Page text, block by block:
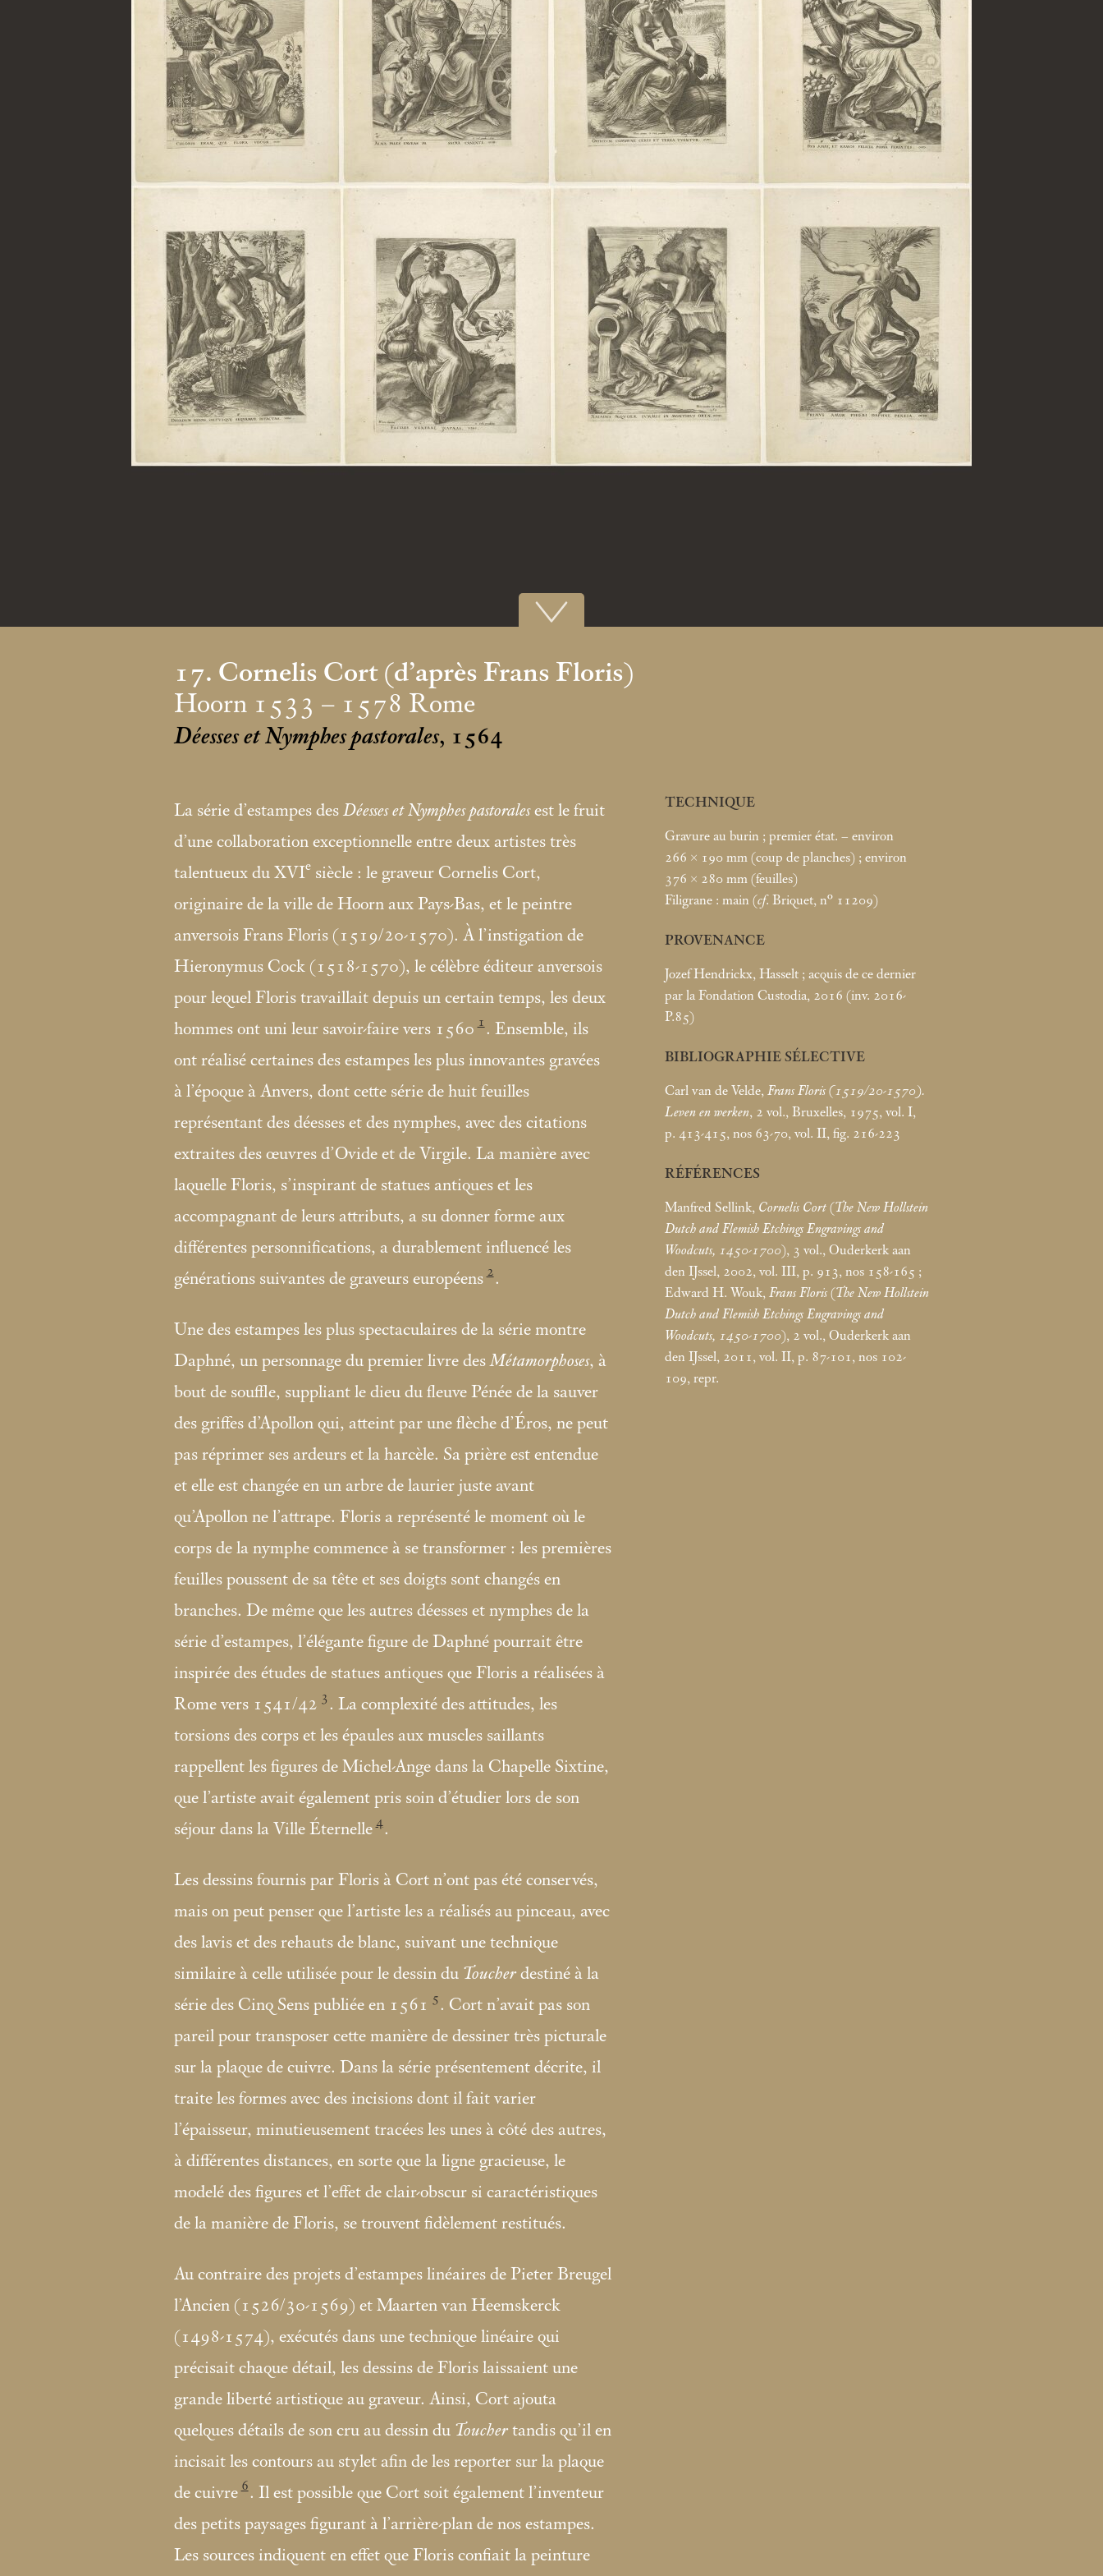
17. Cornelis Cort (d’après Frans Floris)
Hoorn 1533 – 1578 Rome
Déesses et Nymphes pastorales, 1564
La série d’estampes des Déesses et Nymphes pastoralesest le fruit
d’une collaboration exceptionnelle entre deux artistes très
talentueux du XVIe siècle : le graveur Cornelis Cort,
originaire de la ville de Hoorn aux Pays-Bas, et le peintre
anversois Frans Floris (1519/20-1570). À l’instigation de
Hieronymus Cock (1518-1570), le célèbre éditeur anversois
pour lequel Floris travaillait depuis un certain temps, les deux
hommes ont uni leur savoir-faire vers 1560 1 . Ensemble, ils
ont réalisé certaines des estampes les plus innovantes gravées
à l’époque à Anvers, dont cette série de huit feuilles
représentant des déesses et des nymphes, avec des citations
extraites des œuvres d’Ovide et de Virgile. La manière avec
laquelle Floris, s’inspirant de statues antiques et les
accompagnant de leurs attributs, a su donner forme aux
différentes personnifications, a durablement influencé les
générations suivantes de graveurs européens 2.
Une des estampes les plus spectaculaires de la série montre
Daphné, un personnage du premier livre desMétamorphoses, à
bout de souffle, suppliant le dieu du fleuve Pénée de la sauver
des griffes d’Apollon qui, atteint par une flèche d’Éros, ne peut
pas réprimer ses ardeurs et la harcèle. Sa prière est entendue
et elle est changée en un arbre de laurier juste avant
qu’Apollon ne l’attrape. Floris a représenté le moment où le
corps de la nymphe commence à se transformer : les premières
feuilles poussent de sa tête et ses doigts sont changés en
branches. De même que les autres déesses et nymphes de la
série d’estampes, l’élégante figure de Daphné pourrait être
inspirée des études de statues antiques que Floris a réalisées à
Rome vers 1541/42 3 . La complexité des attitudes, les
torsions des corps et les épaules aux muscles saillants
rappellent les figures de Michel-Ange dans la Chapelle Sixtine,
que l’artiste avait également pris soin d’étudier lors de son
séjour dans la Ville Éternelle 4.
Les dessins fournis par Floris à Cort n’ont pas été conservés,
mais on peut penser que l’artiste les a réalisés au pinceau, avec
des lavis et des rehauts de blanc, suivant une technique
similaire à celle utilisée pour le dessin du Toucherdestiné à la
série des Cinq Sens publiée en 1561 5. Cort n’avait pas son
pareil pour transposer cette manière de dessiner très picturale
sur la plaque de cuivre. Dans la série présentement décrite, il
traite les formes avec des incisions dont il fait varier
l’épaisseur, minutieusement tracées les unes à côté des autres,
à différentes distances, en sorte que la ligne gracieuse, le
modelé des figures et l’effet de clair-obscur si caractéristiques
de la manière de Floris, se trouvent fidèlement restitués.
Au contraire des projets d’estampes linéaires de Pieter Breugel
l’Ancien (1526/30-1569) et Maarten van Heemskerck
(1498-1574), exécutés dans une technique linéaire qui
précisait chaque détail, les dessins de Floris laissaient une
grande liberté artistique au graveur. Ainsi, Cort ajouta
quelques détails de son cru au dessin du Touchertandis qu’il en
incisait les contours au stylet afin de les reporter sur la plaque
de cuivre 6. Il est possible que Cort soit également l’inventeur
des petits paysages figurant à l’arrière-plan de nos estampes.
Les sources indiquent en effet que Floris confiait la peinture
TECHNIQUE
Gravure au burin ; premier état. – environ
266 × 190 mm (coup de planches) ; environ
376 × 280 mm (feuilles)
Filigrane : main (cf. Briquet, n° 11209)
PROVENANCE
Jozef Hendrickx, Hasselt ; acquis de ce dernier
par la Fondation Custodia, 2016 (inv. 2016-
P.85)
BIBLIOGRAPHIE SÉLECTIVE
Carl van de Velde, Frans Floris (1519/20-1570).
Leven en werken, 2 vol., Bruxelles, 1975, vol. I,
p. 413-415, nos 63-70, vol. II, fig. 216-223
RÉFÉRENCES
Manfred Sellink, Cornelis Cort (The New Hollstein
Dutch and Flemish Etchings Engravings and
Woodcuts, 1450-1700), 3 vol., Ouderkerk aan
den IJssel, 2002, vol. III, p. 913, nos 158-165 ;
Edward H. Wouk, Frans Floris (The New Hollstein
Dutch and Flemish Etchings Engravings and
Woodcuts, 1450-1700), 2 vol., Ouderkerk aan
den IJssel, 2011, vol. II, p. 87-101, nos 102-
109, repr.